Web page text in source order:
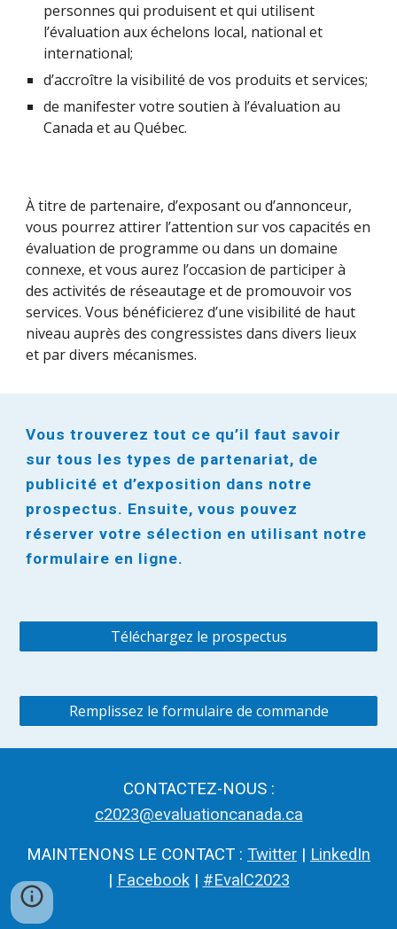
personnes qui produisent et qui utilisent
l’évaluation aux échelons local, national et
international;
d’accroître la visibilité de vos produits et services;
de manifester votre soutien à l’évaluation au
Canada et au Québec.
À titre de partenaire, d’exposant ou d’annonceur,
vous pourrez attirer l’attention sur vos capacités en
évaluation de programme ou dans un domaine
connexe, et vous aurez l’occasion de participer à
des activités de réseautage et de promouvoir vos
services. Vous bénéficierez d’une visibilité de haut
niveau auprès des congressistes dans divers lieux
et par divers mécanismes.
Vous trouverez tout ce qu’il faut savoir
sur tous les types de partenariat, de
publicité et d’exposition dans notre
prospectus. Ensuite, vous pouvez
réserver votre sélection en utilisant notre
formulaire en ligne.
Téléchargez le prospectus
Remplissez le formulaire de commande
CONTACTEZ-NOUS :
c2023@evaluationcanada.ca
MAINTENONS LE CONTACT : Twitter | LinkedIn
| Facebook| #EvalC2023